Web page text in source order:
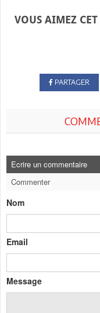
VOUS AIMEZ CET
PARTAGER
Ecrire un commentaire
Commenter
Nom
Email
Message